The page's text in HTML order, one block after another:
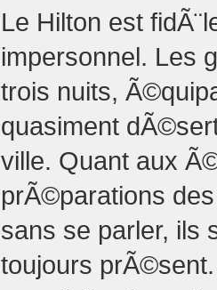
Le Hilton est
impersonnel. Les
trois nuits,
quasiment
ville. Quant aux
prÃ©parations
sans se parler, ils
toujours